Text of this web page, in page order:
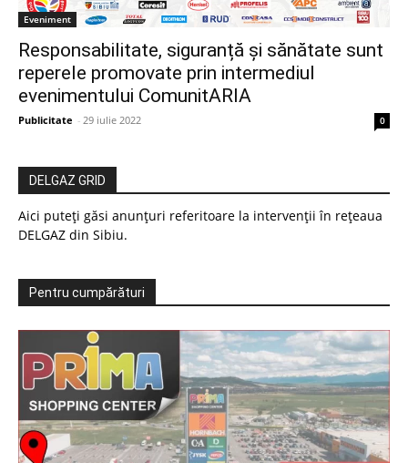
Eveniment
Responsabilitate, siguranță și sănătate sunt
reperele promovate prin intermediul
evenimentului ComunitARIA
Publicitate - 29 iulie 2022 0
DELGAZ GRID
Aici puteți găsi anunțuri referitoare la intervenții în rețeaua
DELGAZ din Sibiu.
Pentru cumpărături